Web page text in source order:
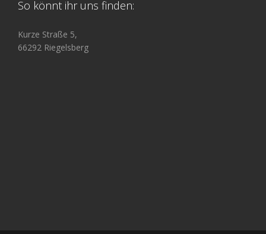
So könnt ihr uns finden:
Kurze Straße 5,
66292 Riegelsberg